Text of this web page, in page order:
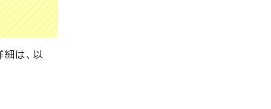
は、以